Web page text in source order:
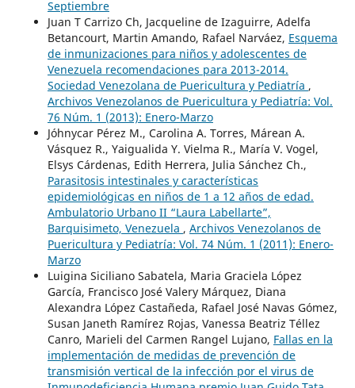
Septiembre
Juan T Carrizo Ch, Jacqueline de Izaguirre, Adelfa
Betancourt, Martin Amando, Rafael Narváez, Esquema
de inmunizaciones para niños y adolescentes de
Venezuela recomendaciones para 2013-2014.
Sociedad Venezolana de Puericultura y Pediatría ,
Archivos Venezolanos de Puericultura y Pediatría: Vol.
76 Núm. 1 (2013): Enero-Marzo
Jóhnycar Pérez M., Carolina A. Torres, Márean A.
Vásquez R., Yaigualida Y. Vielma R., María V. Vogel,
Elsys Cárdenas, Edith Herrera, Julia Sánchez Ch.,
Parasitosis intestinales y características
epidemiológicas en niños de 1 a 12 años de edad.
Ambulatorio Urbano II “Laura Labellarte”,
Barquisimeto, Venezuela , Archivos Venezolanos de
Puericultura y Pediatría: Vol. 74 Núm. 1 (2011): Enero-
Marzo
Luigina Siciliano Sabatela, Maria Graciela López
García, Francisco José Valery Márquez, Diana
Alexandra López Castañeda, Rafael José Navas Gómez,
Susan Janeth Ramírez Rojas, Vanessa Beatriz Téllez
Canro, Marieli del Carmen Rangel Lujano, Fallas en la
implementación de medidas de prevención de
transmisión vertical de la infección por el virus de